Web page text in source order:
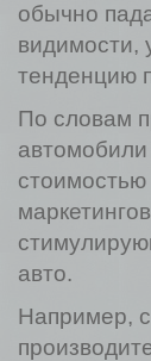
обычно
видимости,
тенденцию
По словам
авто.
Например,